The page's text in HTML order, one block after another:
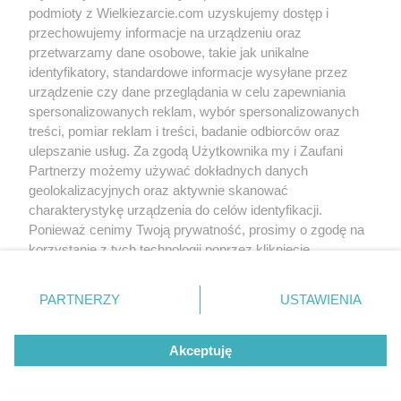
"kryzysu"..ale zeby dzieci mogły je jeść
biszkopty były moczone w kwaśnym,
zsiadłym mleku (mozna zastąpić maślanką)
układało się 3 warstwy biszkoptów
przełozonych kremem zrobionym z kostki
masła, 1/2 szklanki cukru, cukru waniliowego i
3-4 zółtek..na wierzch po wysmarowaniu
kremem układało sie owoce, np. brzoskwinie
z puszki, banany, swierze truskawki, maliny i
zalewało tężejąca galaretką dobrana
smakiem do owoców..ciasto było mało słodkie
i mozna je było jeść bez przerwy (niestety)
masę maslaną mozna zastapić tą z serka ale
na wierzchu musi byc maślana
(wodoodporna), by galaretka nie wsiąkła w
całości w biszkopty
Napisz do nas
Regulamin
Polityka cookies
Polityka prywatności Reklama
podmioty z Wielkiezarcie.com uzyskujemy dostęp i
przechowujemy informacje na urządzeniu oraz
przetwarzamy dane osobowe, takie jak unikalne
identyfikatory, standardowe informacje wysyłane przez
urządzenie czy dane przeglądania w celu zapewniania
spersonalizowanych reklam, wybór spersonalizowanych
treści, pomiar reklam i treści, badanie odbiorców oraz
ulepszanie usług. Za zgodą Użytkownika my i Zaufani
Partnerzy możemy używać dokładnych danych
geolokalizacyjnych oraz aktywnie skanować
charakterystykę urządzenia do celów identyfikacji.
Ponieważ cenimy Twoją prywatność, prosimy o zgodę na
korzystanie z tych technologii poprzez kliknięcie
zmienić/wycofać klikając przycisk ustawień prywatności
znajdujący się w lewym dolnym rogu strony
rodzaje przetwarzania danych nie wymagają zgody
użytkownika, ale masz prawo sprzeciwić się takiemu
przetwarzaniu. Preferencje będą miały zastosowania tylko
PARTNERZY USTAWIENIA
Akceptuję